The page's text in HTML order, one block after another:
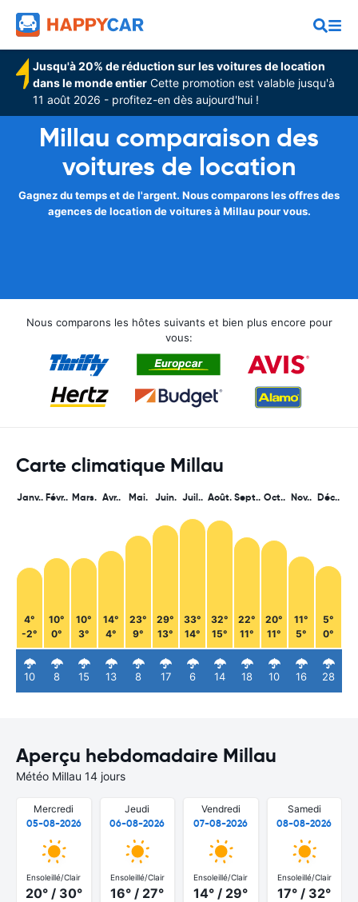
Jusqu'à 20% de réduction sur les voitures de location
dans le monde entier Cette promotion est valable jusqu'à
11 août 2026 - profitez-en dès aujourd'hui !
Millau comparaison des
voitures de location
Gagnez du temps et de l'argent. Nous comparons les offres des
agences de location de voitures à Millau pour vous.
Nous comparons les hôtes suivants et bien plus encore pour
vous:
Carte climatique Millau
Janv..
4°
-2°
10
Févr..
10°
0°
8
Mars.
10°
3°
15
Avr..
14°
4°
13
Mai.
23°
9°
8
Juin.
29°
13°
17
Juil..
33°
14°
6
Août.
32°
15°
14
Sept..
22°
11°
18
Oct..
20°
11°
10
Nov..
11°
5°
16
Déc..
5°
0°
28
Aperçu hebdomadaire Millau
Météo Millau 14 jours
Mercredi
05-08-2026
Ensoleillé/Clair
20° / 30°
Jeudi
06-08-2026
Ensoleillé/Clair
16° / 27°
Vendredi
07-08-2026
Ensoleillé/Clair
14° / 29°
Samedi
08-08-2026
Ensoleillé/Clair
17° / 32°